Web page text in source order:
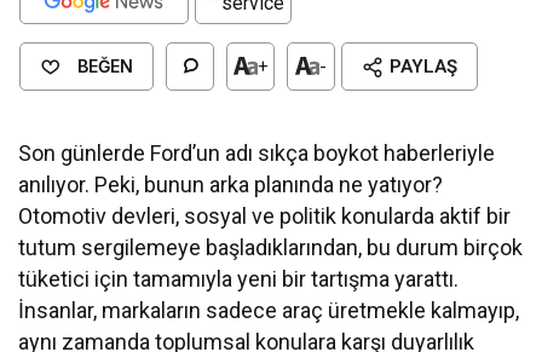
BEĞEN + - PAYLAŞ
Son günlerde Ford’un adı sıkça boykot haberleriyle
anılıyor. Peki, bunun arka planında ne yatıyor?
Otomotiv devleri, sosyal ve politik konularda aktif bir
tutum sergilemeye başladıklarından, bu durum birçok
tüketici için tamamıyla yeni bir tartışma yarattı.
İnsanlar, markaların sadece araç üretmekle kalmayıp,
aynı zamanda toplumsal konulara karşı duyarlılık